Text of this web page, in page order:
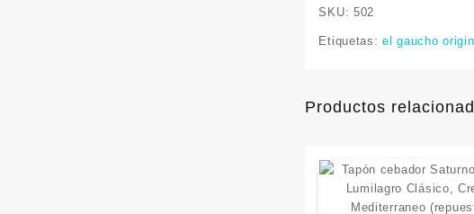
SKU: 502
Etiquetas:el gaucho
Productos